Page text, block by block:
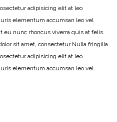
adipisicing elit at leo
elementum accumsan leo vel
eu nunc rhoncus viverra quis at felis.
sit amet, consectetur Nulla fringilla
adipisicing elit at leo
elementum accumsan leo vel